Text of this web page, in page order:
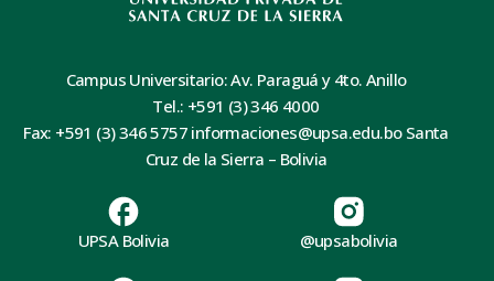
Campus Universitario: Av. Paraguá y 4to. Anillo
Tel.: +591 (3) 346 4000
Fax: +591 (3) 346 5757 informaciones@upsa.edu.bo Santa
Cruz de la Sierra – Bolivia
UPSA Bolivia @upsabolivia